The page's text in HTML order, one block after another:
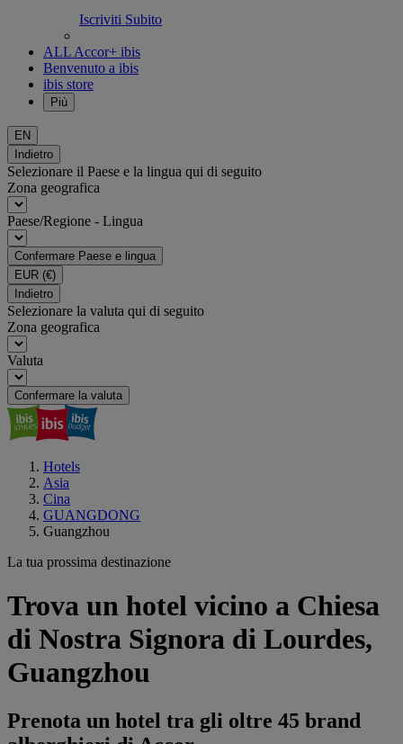
Iscriviti Subito
ALL Accor+ ibis
Benvenuto a ibis
ibis store
Più
EN
Indietro
Selezionare il Paese e la lingua qui di seguito
Zona geografica
Paese/Regione - Lingua
Confermare Paese e lingua
EUR (€)
Indietro
Selezionare la valuta qui di seguito
Zona geografica
Valuta
Confermare la valuta
Hotels
Asia
Cina
GUANGDONG
Guangzhou
La tua prossima destinazione
Trova un hotel vicino a Chiesa
di Nostra Signora di Lourdes,
Guangzhou
Prenota un hotel tra gli oltre 45 brand